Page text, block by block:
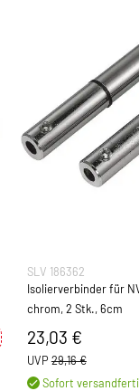
SLV 186362
Isolierverbinder für
chrom, 2 Stk., 6cm
23,03 €
UVP 29,16 €
Sofort